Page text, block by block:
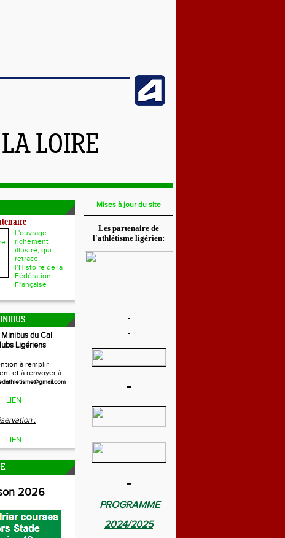
LOIRE
L'ouvrage
richement
illustré, qui
retrace
l’Histoire de la
Fédération
Française
du Cal
Ligériens
à remplir
et à renvoyer à :
LIEN
:
LIEN
2026
Mises à jour du site
Les partenaire de
l'athlétisme ligérien:
-
-
PROGRAMME
2024/2025